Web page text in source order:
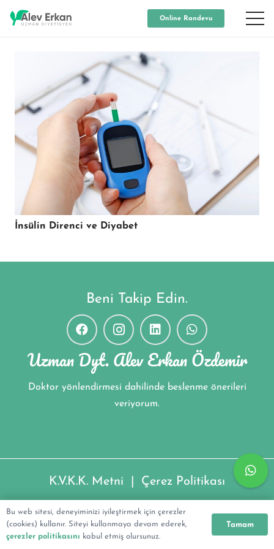
Online Randevu
İnsülin Direnci ve Diyabet
Beni Takip Edin.
Uzman Dyt. Alev Erkan Özdemir
Doktor yönlendirmesi dahilinde beslenme önerileri
veriyorum.
K.V.K.K. Metni Çerez Politikası
Uzman Dyt. Alev Erkan Özdemir ©2022
Bu web sitesi, deneyiminizi iyileştirmek için çerezler
(cookies) kullanır. Siteyi kullanmaya devam ederek,
çerezler politikasını kabul etmiş olursunuz.
Tamam